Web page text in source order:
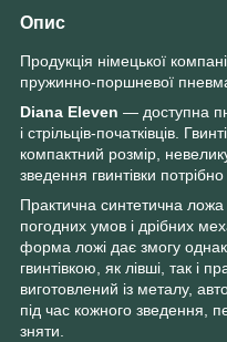
Опис
Продукція німецької
пружинно-поршневої
Diana Eleven — доступна
і стрільців-початківців.
компактний розмір,
зведення гвинтівки
Практична синтетична
погодних умов і дрібних
форма ложі дає змогу
гвинтівкою, як лівші, так і
виготовлений із металу,
під час кожного зведення,
зняти.